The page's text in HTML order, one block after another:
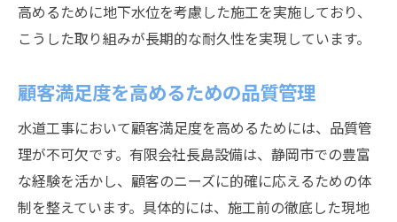
高めるために地下水位を考慮した施工を実施しており、
こうした取り組みが長期的な耐久性を実現しています。
顧客満足度を高めるための品質管理
水道工事において顧客満足度を高めるためには、品質管
理が不可欠です。有限会社長島設備は、静岡市での豊富
な経験を活かし、顧客のニーズに的確に応えるための体
制を整えています。具体的には、施工前の徹底した現地